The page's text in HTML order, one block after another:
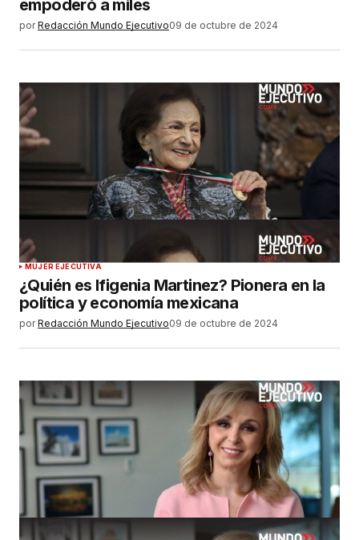
empoderó a miles
por Redacción Mundo Ejecutivo09 de octubre de 2024
MUJER EJECUTIVA
¿Quién es Ifigenia Martinez? Pionera en la
política y economía mexicana
por Redacción Mundo Ejecutivo09 de octubre de 2024